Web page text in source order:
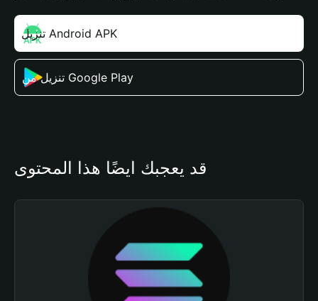
تنزيل Android APK
تنزيل من Google Play
قد يعجبك أيضًا هذا المحتوى